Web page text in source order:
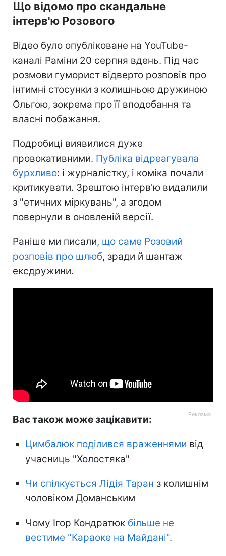
Що відомо про скандальне
інтерв'ю Розового
Відео було опубліковане на YouTube-
каналі Раміни 20 серпня вдень. Під час
розмови гуморист відверто розповів про
інтимні стосунки з колишньою дружиною
Ольгою, зокрема про її вподобання та
власні побажання.
Подробиці виявилися дуже
провокативними. Публіка відреагувала
бурхливо: і журналістку, і коміка почали
критикувати. Зрештою інтерв'ю видалили
з "етичних міркувань", а згодом
повернули в оновленій версії.
Раніше ми писали, що саме Розовий
розповів про шлюб, зради й шантаж
ексдружини.
Вас також може зацікавити:
Цимбалюк поділився враженнями від
учасниць "Холостяка"
Чи спілкується Лідія Таран з колишнім
чоловіком Доманським
Чому Ігор Кондратюк більше не
вестиме "Караоке на Майдані".